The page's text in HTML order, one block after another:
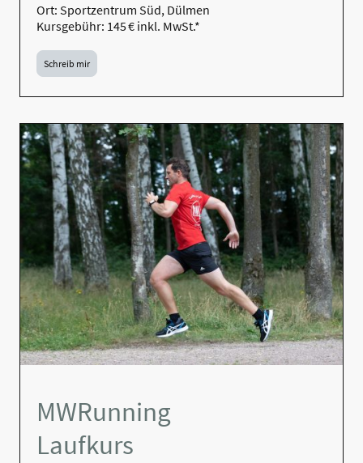
Ort: Sportzentrum Süd, Dülmen
Kursgebühr: 145 € inkl. MwSt.*
Schreib mir
MWRunning
Laufkurs